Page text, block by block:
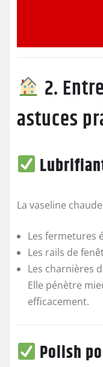
2.
astuces
La vaseline
Les fermetures
Les rails de
Les charnières
Elle pénètre
efficacement.
Polish